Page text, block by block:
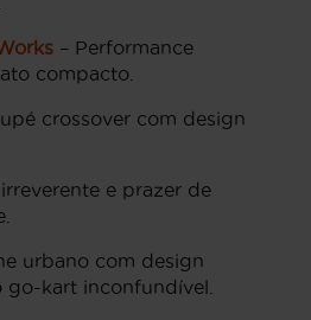
– Performance
compacto.
crossover com design
e prazer de
urbano com design
kart inconfundível.